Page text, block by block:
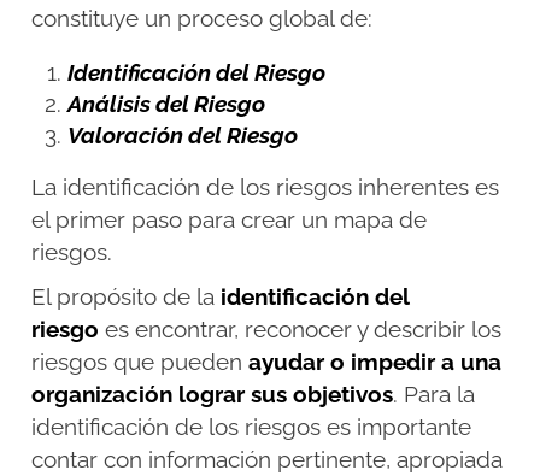
constituye un proceso global de:
Identificación del Riesgo
Análisis del Riesgo
Valoración del Riesgo
La identificación de los riesgos inherentes es
el primer paso para crear un mapa de
riesgos.
El propósito de la identificación del
riesgo es encontrar, reconocer y describir los
riesgos que puedenayudar o impedir a una
organización lograr sus objetivos. Para la
identificación de los riesgos es importante
contar con información pertinente, apropiada